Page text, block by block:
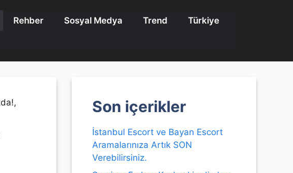
Rehber Sosyal Medya Trend Türkiye
Son içerikler
İstanbul Escort ve Bayan Escort
Aramalarınıza Artık SON
Verebilirsiniz.